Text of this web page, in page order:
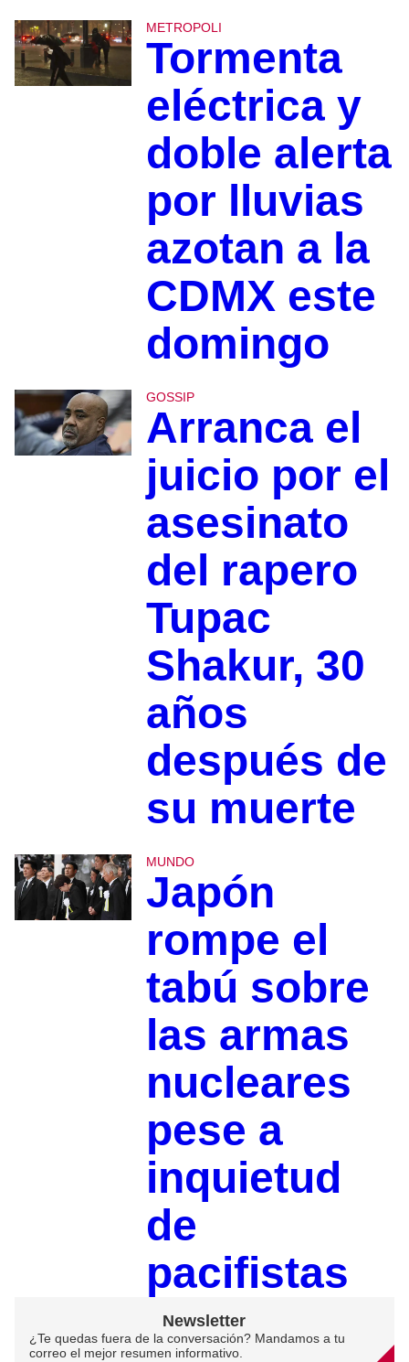
METROPOLI
Tormenta
eléctrica y
doble alerta
por lluvias
azotan a la
CDMX este
domingo
GOSSIP
Arranca el
juicio por el
asesinato
del rapero
Tupac
Shakur, 30
años
después de
su muerte
MUNDO
Japón
rompe el
tabú sobre
las armas
nucleares
pese a
inquietud
de
pacifistas
Newsletter
¿Te quedas fuera de la conversación? Mandamos a tu
correo el mejor resumen informativo.